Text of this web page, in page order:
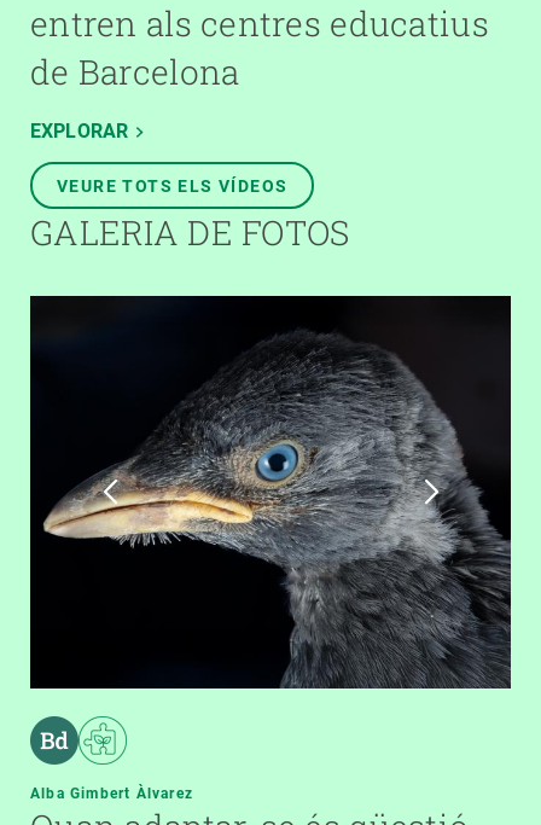
entren als centres educatius
de Barcelona
EXPLORAR
VEURE TOTS ELS VÍDEOS
GALERIA DE FOTOS
Alba Gimbert Àlvarez